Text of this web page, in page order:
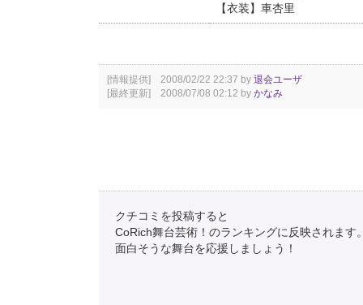
【衣装】車杏里
[情報提供] 2008/02/22 22:37 by 退会ユーザ
[最終更新] 2008/07/08 02:12 by かなみ
クチコミを投稿すると
CoRich舞台芸術！のランキングに反映されます
面白そうな舞台を応援しましょう！